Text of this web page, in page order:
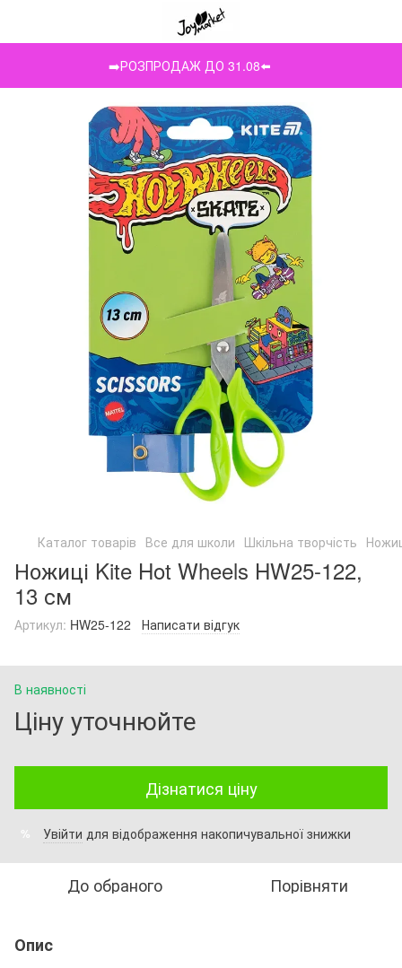
➡️РОЗПРОДАЖ ДО 31.08⬅️
Каталог товарів Все для школи Шкільна творчість
Ножиці Kite Hot Wheels HW25-122,
13 см
Артикул: HW25-122 Написати відгук
В наявності
Ціну уточнюйте
Дізнатися ціну
% Увійти для відображення накопичувальної знижки
До обраного Порівняти
Опис